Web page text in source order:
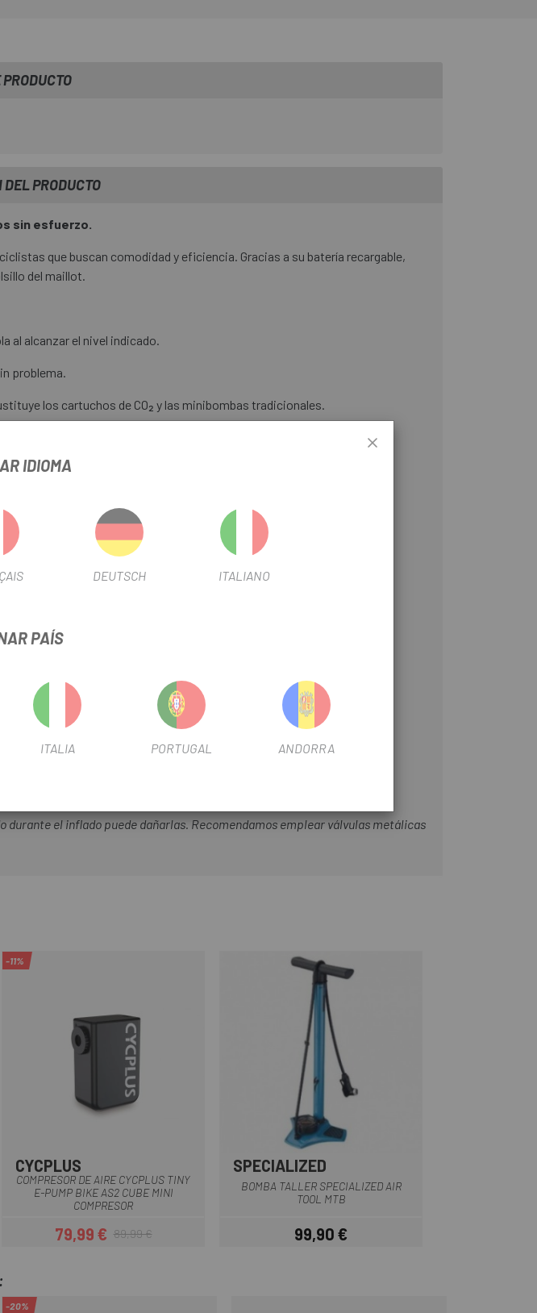
PRODUCTO
sin esfuerzo.
que buscan comodidad y eficiencia. Gracias a su batería recargable,
del maillot.
al alcanzar el nivel indicado.
problema.
los cartuchos de CO₂ y las minibombas tradicionales.
el inflado puede dañarlas. Recomendamos emplear válvulas metálicas
-11%
CYCPLUS
COMPRESOR DE AIRE CYCPLUS TINY
E-PUMP BIKE AS2 CUBE MINI
COMPRESOR
Precio
79,99 €Precio regular
89,99 €
Azul
SPECIALIZED
BOMBA TALLER SPECIALIZED AIR
TOOL MTB
Precio
99,90 €
-20%
IDIOMA
DEUTSCH ITALIANO
PAÍS
ITALIA PORTUGAL ANDORRA